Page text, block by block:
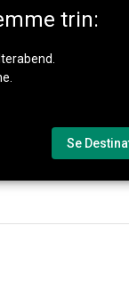
trin:
Se